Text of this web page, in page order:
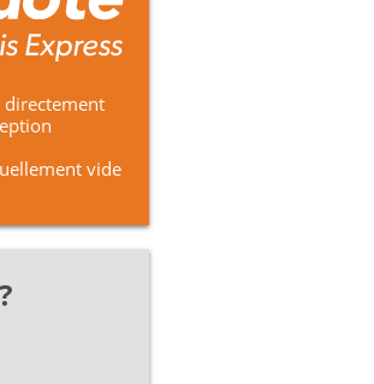
directement
vide